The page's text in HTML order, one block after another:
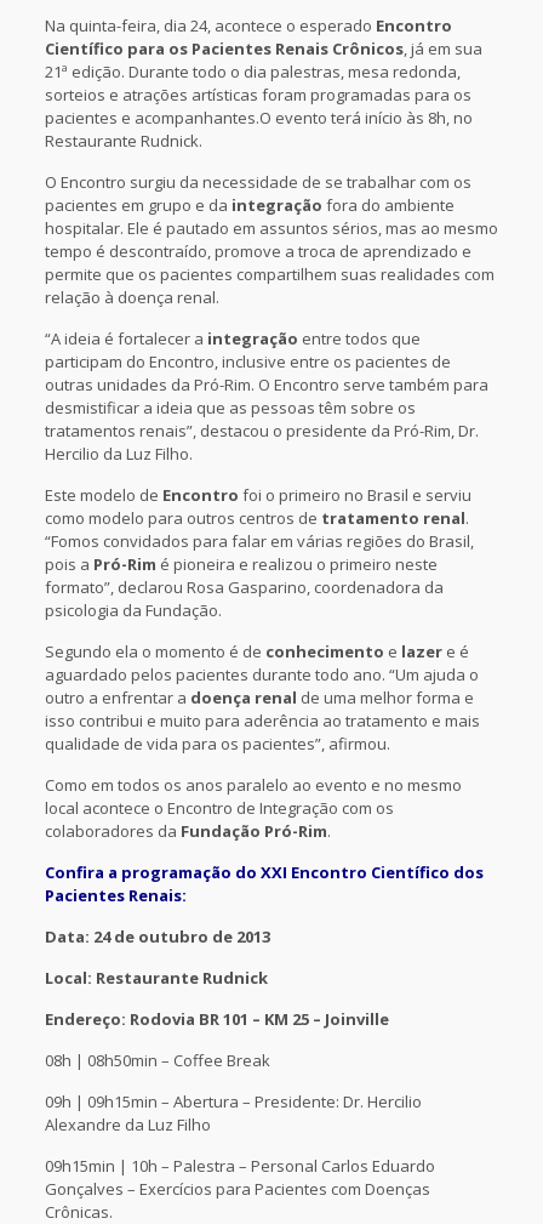
Na quinta-feira, dia 24, acontece o esperado Encontro
Científico para os Pacientes Renais Crônicos, já em sua
21ª edição. Durante todo o dia palestras, mesa redonda,
sorteios e atrações artísticas foram programadas para os
pacientes e acompanhantes.O evento terá início às 8h, no
Restaurante Rudnick.
O Encontro surgiu da necessidade de se trabalhar com os
pacientes em grupo e da integração fora do ambiente
hospitalar. Ele é pautado em assuntos sérios, mas ao mesmo
tempo é descontraído, promove a troca de aprendizado e
permite que os pacientes compartilhem suas realidades com
relação à doença renal.
“A ideia é fortalecer a integração entre todos que
participam do Encontro, inclusive entre os pacientes de
outras unidades da Pró-Rim. O Encontro serve também para
desmistificar a ideia que as pessoas têm sobre os
tratamentos renais”, destacou o presidente da Pró-Rim, Dr.
Hercilio da Luz Filho.
Este modelo de Encontro foi o primeiro no Brasil e serviu
como modelo para outros centros de tratamento renal.
“Fomos convidados para falar em várias regiões do Brasil,
pois a Pró-Rim é pioneira e realizou o primeiro neste
formato”, declarou Rosa Gasparino, coordenadora da
psicologia da Fundação.
Segundo ela o momento é de conhecimento e lazere é
aguardado pelos pacientes durante todo ano. “Um ajuda o
outro a enfrentar a doença renal de uma melhor forma e
isso contribui e muito para aderência ao tratamento e mais
qualidade de vida para os pacientes”, afirmou.
Como em todos os anos paralelo ao evento e no mesmo
local acontece o Encontro de Integração com os
colaboradores da Fundação Pró-Rim.
Confira a programação do XXI Encontro Científico dos
Pacientes Renais:
Data: 24 de outubro de 2013
Local: Restaurante Rudnick
Endereço: Rodovia BR 101 – KM 25 – Joinville
08h | 08h50min – Coffee Break
09h | 09h15min – Abertura – Presidente: Dr. Hercilio
Alexandre da Luz Filho
09h15min | 10h – Palestra – Personal Carlos Eduardo
Gonçalves – Exercícios para Pacientes com Doenças
Crônicas.